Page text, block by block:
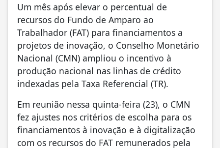
Um mês após elevar o percentual de
recursos do Fundo de Amparo ao
Trabalhador (FAT) para financiamentos a
projetos de inovação, o Conselho Monetário
Nacional (CMN) ampliou o incentivo à
produção nacional nas linhas de crédito
indexadas pela Taxa Referencial (TR).
Em reunião nessa quinta-feira (23), o CMN
fez ajustes nos critérios de escolha para os
financiamentos à inovação e à digitalização
com os recursos do FAT remunerados pela